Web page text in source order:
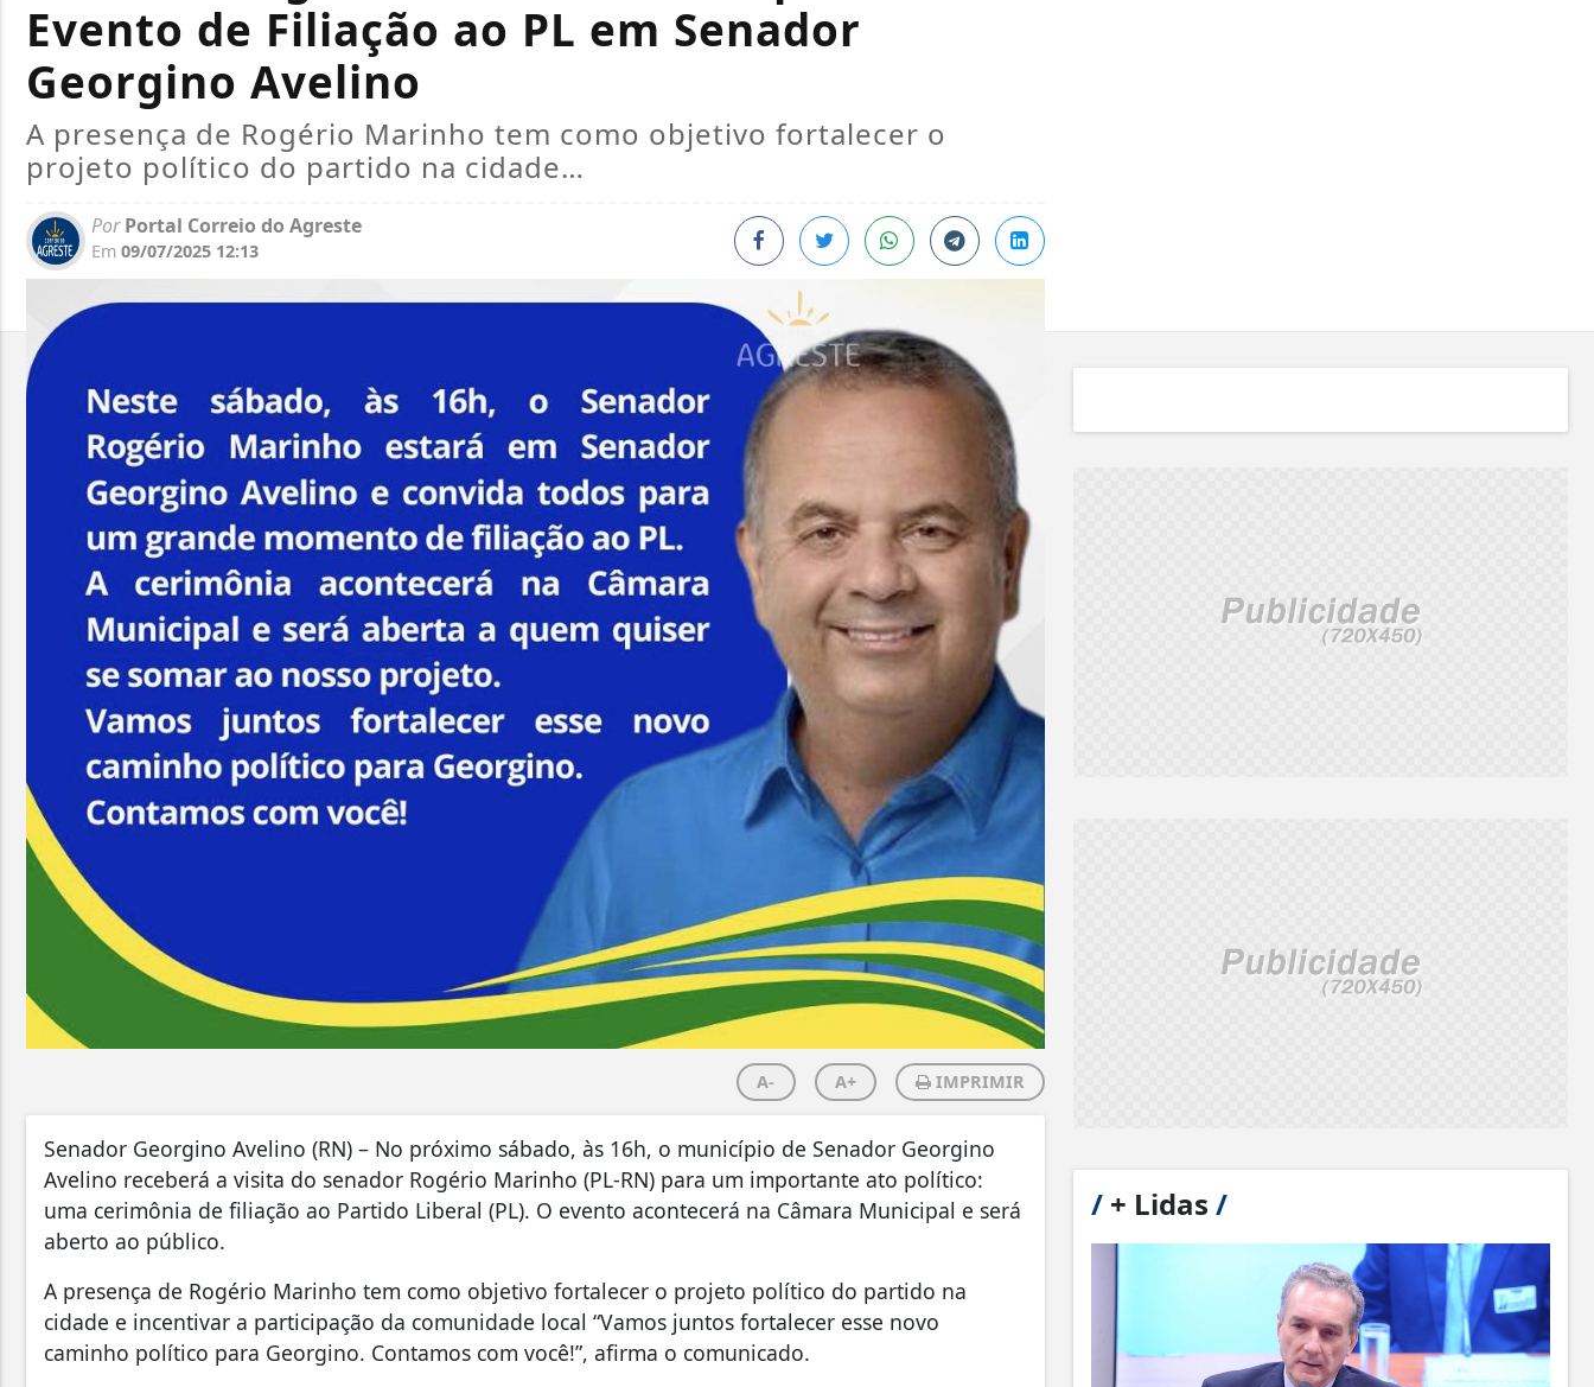
Evento de Filiação ao PL em Senador
Georgino Avelino
A presença de Rogério Marinho tem como objetivo fortalecer o
projeto político do partido na cidade…
PorPortal Correio do Agreste
Em 09/07/2025 12:13
A- A+ IMPRIMIR
Senador Georgino Avelino (RN) – No próximo sábado, às 16h, o município de Senador Georgino
Avelino receberá a visita do senador Rogério Marinho (PL-RN) para um importante ato político:
uma cerimônia de filiação ao Partido Liberal (PL). O evento acontecerá na Câmara Municipal e será
aberto ao público.
A presença de Rogério Marinho tem como objetivo fortalecer o projeto político do partido na
cidade e incentivar a participação da comunidade local “Vamos juntos fortalecer esse novo
caminho político para Georgino. Contamos com você!”, afirma o comunicado.
/+ Lidas /